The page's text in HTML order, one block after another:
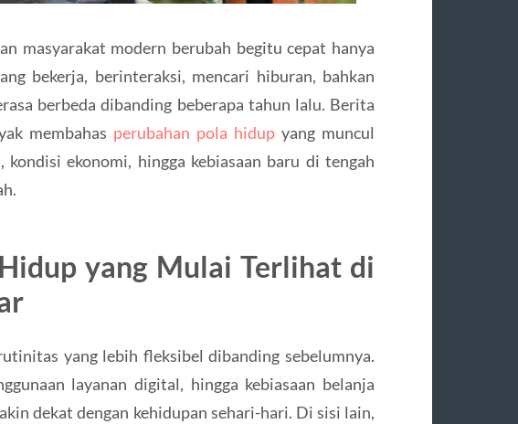
masyarakat modern berubah begitu cepat hanya
bekerja, berinteraksi, mencari hiburan, bahkan
berbeda dibanding beberapa tahun lalu. Berita
membahas perubahan pola hidup yang muncul
kondisi ekonomi, hingga kebiasaan baru di tengah
yang Mulai Terlihat di
yang lebih fleksibel dibanding sebelumnya.
layanan digital, hingga kebiasaan belanja
dekat dengan kehidupan sehari-hari. Di sisi lain,